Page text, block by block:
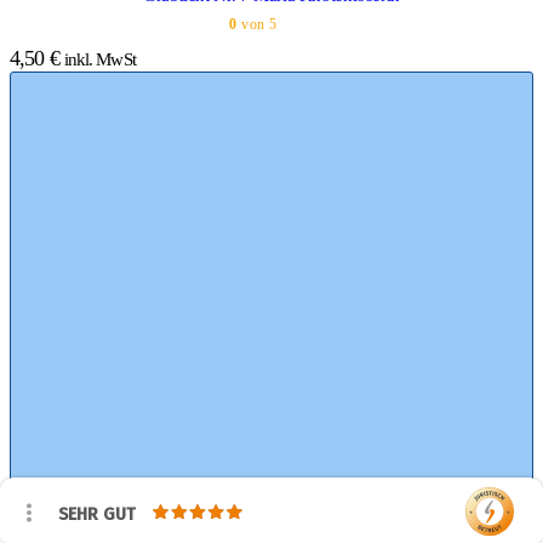
0 von 5
4,50 € inkl. MwSt
SEHR GUT